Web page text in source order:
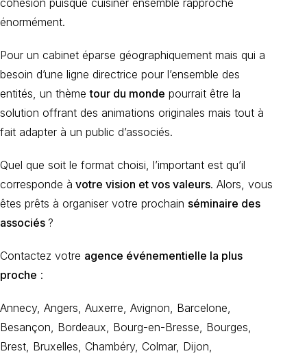
cohésion puisque cuisiner ensemble rapproche
énormément.
Pour un cabinet éparse géographiquement mais qui a
besoin d’une ligne directrice pour l’ensemble des
entités, un thèmetour du monde pourrait être la
solution offrant des animations originales mais tout à
fait adapter à un public d’associés.
Quel que soit le format choisi, l’important est qu’il
corresponde à votre vision et vos valeurs. Alors, vous
êtes prêts à organiser votre prochain séminaire des
associés ?
Contactez votre agence événementielle la plus
proche :
Annecy, Angers, Auxerre, Avignon, Barcelone,
Besançon, Bordeaux, Bourg-en-Bresse, Bourges,
Brest, Bruxelles, Chambéry, Colmar, Dijon,